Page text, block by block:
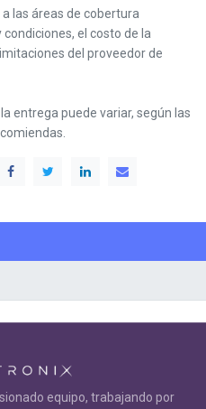
las áreas de cobertura
el costo de la
del proveedor de
entrega puede variar, según las
equipo, trabajando por